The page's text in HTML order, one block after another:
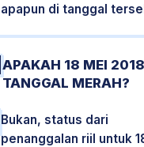
apapun di tanggal
APAKAH 18 MEI 2018
TANGGAL MERAH?
Bukan, status dari
penanggalan riil untuk